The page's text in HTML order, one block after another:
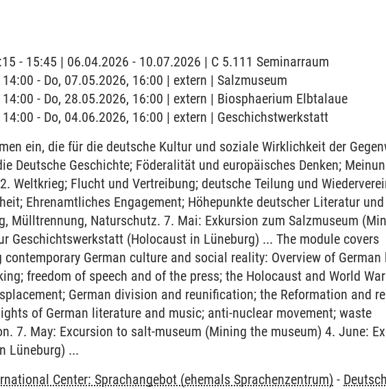
- 15:45 | 06.04.2026 - 10.07.2026 | C 5.111 Seminarraum
- Do, 07.05.2026, 16:00 | extern | Salzmuseum
- Do, 28.05.2026, 16:00 | extern | Biosphaerium Elbtalaue
- Do, 04.06.2026, 16:00 | extern | Geschichstwerkstatt
ein, die für die deutsche Kultur und soziale Wirklichkeit der
Deutsche Geschichte; Föderalität und europäisches Denken;
Weltkrieg; Flucht und Vertreibung; deutsche Teilung und
Ehrenamtliches Engagement; Höhepunkte deutscher Literatur
Mülltrennung, Naturschutz. 7. Mai: Exkursion zum Salzmuseum
Geschichtswerkstatt (Holocaust in Lüneburg) ... The module covers
German culture and social reality: Overview of German
freedom of speech and of the press; the Holocaust and World
German division and reunification; the Reformation and
of German literature and music; anti-nuclear movement; waste
7. May: Excursion to salt-museum (Mining the museum) 4. June:
Lüneburg) ...
Center: Sprachangebot (ehemals Sprachenzentrum) -